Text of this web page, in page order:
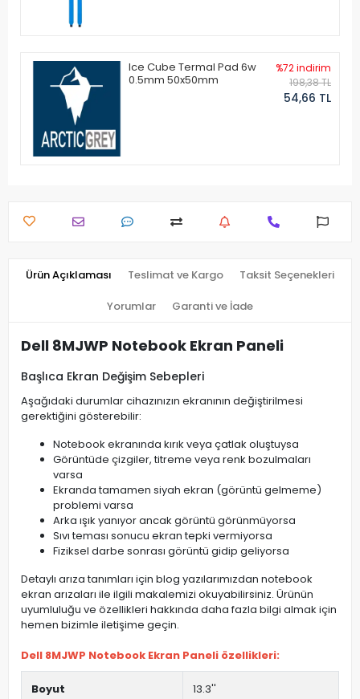
Ice Cube Termal Pad 6w
0.5mm 50x50mm
%72 indirim
198,38 TL
54,66 TL
Ürün Açıklaması Teslimat ve Kargo Taksit Seçenekleri
Yorumlar Garanti ve İade
Dell 8MJWP Notebook Ekran Paneli
Başlıca Ekran Değişim Sebepleri
Aşağıdaki durumlar cihazınızın ekranının değiştirilmesi
gerektiğini gösterebilir:
Notebook ekranında kırık veya çatlak oluştuysa
Görüntüde çizgiler, titreme veya renk bozulmaları
varsa
Ekranda tamamen siyah ekran (görüntü gelmeme)
problemi varsa
Arka ışık yanıyor ancak görüntü görünmüyorsa
Sıvı teması sonucu ekran tepki vermiyorsa
Fiziksel darbe sonrası görüntü gidip geliyorsa
Detaylı arıza tanımları için blog yazılarımızdan notebook
ekran arızaları ile ilgili makalemizi okuyabilirsiniz. Ürünün
uyumluluğu ve özellikleri hakkında daha fazla bilgi almak için
hemen bizimle iletişime geçin.
Dell 8MJWP Notebook Ekran Paneli özellikleri:
Boyut 13.3''